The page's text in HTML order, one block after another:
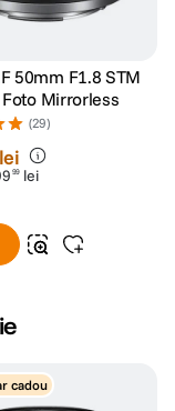
50mm F1.8 STM
Mirrorless
(29)
lei
99 lei
cadou